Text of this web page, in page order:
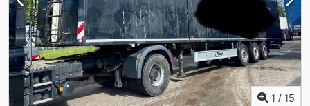
vrata, ABS, EBS, SAF Intradisk+ osovine, 1. osovina - podizna
osovina, disk kočioni sistem, Wabco Smartboard, pneumatsko
ogibljenje sa funkcijom podizanja i spuštanja, podupirači, inox
kutija za alat, vozilo može biti obljepljeno reklamama i/ili natpisima.
Djdpfx Aeyzvxxjg Tjkr
1 / 15